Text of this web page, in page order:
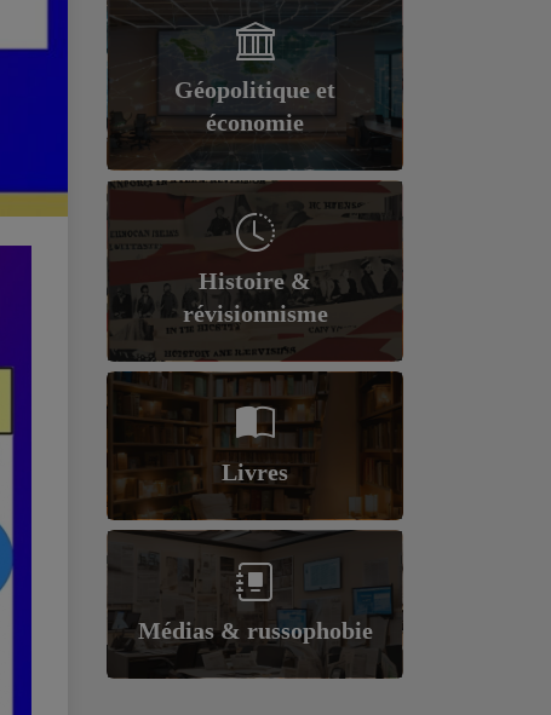
Géopolitique et
économie
Histoire &
révisionnisme
Livres
Médias & russophobie